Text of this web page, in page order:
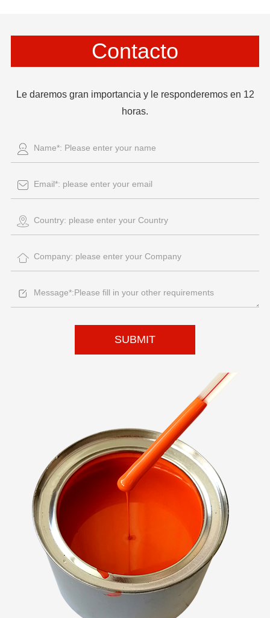
Contacto
Le daremos gran importancia y le responderemos en 12
horas.
SUBMIT